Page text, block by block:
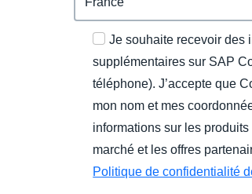
Je souhaite recevoir des
supplémentaires sur SAP
téléphone). J’accepte que
mon nom et mes
informations sur les
marché et les offres
Politique de confidentialité